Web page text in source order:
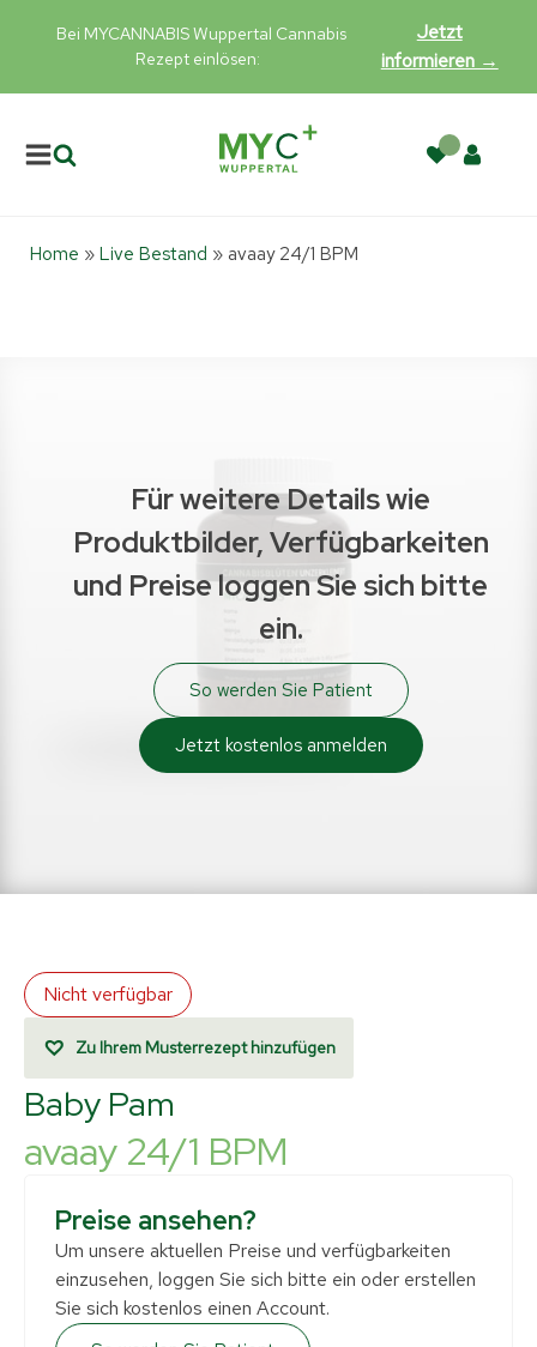
Bei MYCANNABIS Wuppertal Cannabis
Rezept einlösen:
Jetzt
informieren →
Home » Live Bestand » avaay 24/1 BPM
Für weitere Details wie
Produktbilder, Verfügbarkeiten
und Preise loggen Sie sich bitte
ein.
So werden Sie Patient
Jetzt kostenlos anmelden
Nicht verfügbar
Zu Ihrem Musterrezept hinzufügen
Baby Pam
avaay 24/1 BPM
Preise ansehen?
Um unsere aktuellen Preise und verfügbarkeiten
einzusehen, loggen Sie sich bitte ein oder erstellen
Sie sich kostenlos einen Account.